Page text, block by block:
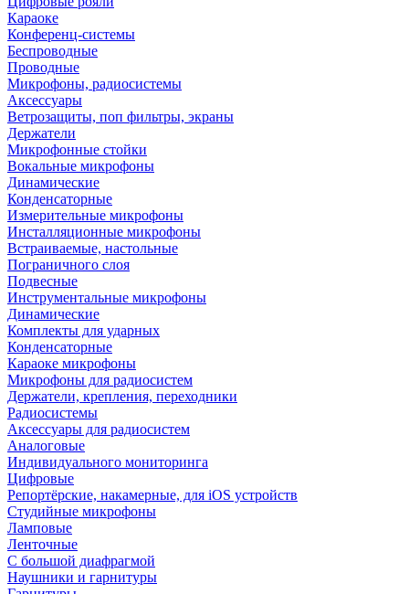
Караоке
Конференц-системы
Беспроводные
Проводные
Микрофоны, радиосистемы
Аксессуары
Ветрозащиты, поп фильтры, экраны
Держатели
Микрофонные стойки
Вокальные микрофоны
Динамические
Конденсаторные
Измерительные микрофоны
Инсталляционные микрофоны
Встраиваемые, настольные
Пограничного слоя
Подвесные
Инструментальные микрофоны
Динамические
Комплекты для ударных
Конденсаторные
Караоке микрофоны
Микрофоны для радиосистем
Держатели, крепления, переходники
Радиосистемы
Аксессуары для радиосистем
Аналоговые
Индивидуального мониторинга
Цифровые
Репортёрские, накамерные, для iOS устройств
Студийные микрофоны
Ламповые
Ленточные
С большой диафрагмой
Наушники и гарнитуры